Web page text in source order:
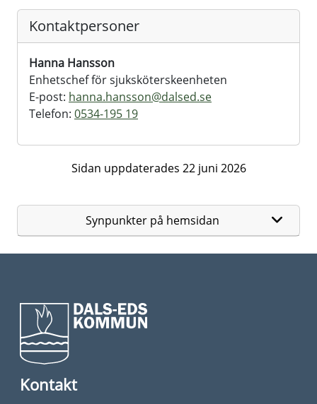
Kontaktpersoner
Hanna Hansson
Enhetschef för sjuksköterskeenheten
E-post: hanna.hansson@dalsed.se
Telefon: 0534-195 19
Sidan uppdaterades 22 juni 2026
Synpunkter på hemsidan
Kontakt